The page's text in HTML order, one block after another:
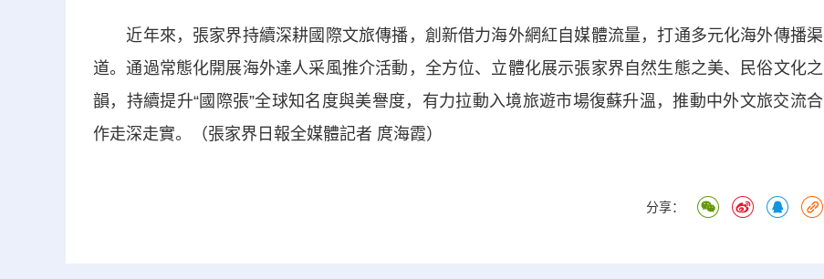
近年來，張家界持續深耕國際文旅傳播，創新借力海外網紅自媒體流量，打通多元化海外傳播渠
道。通過常態化開展海外達人采風推介活動，全方位、立體化展示張家界自然生態之美、民俗文化之
韻，持續提升“國際張”全球知名度與美譽度，有力拉動入境旅遊市場復蘇升溫，推動中外文旅交流合
作走深走實。（張家界日報全媒體記者 庹海霞）
分享：